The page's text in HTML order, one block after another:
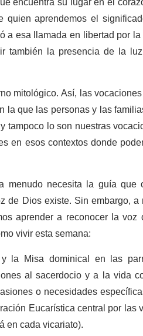
aprendemos el
esa llamada en libertad por
también la presencia de la
mitológico. Así, las
que las personas y las
lo son nuestras
en esos contextos donde
necesita la guía que
Dios existe. Sin embargo,
aprender a reconocer la
vivir esta semana:
la Misa dominical en las
al sacerdocio y a la vida
o necesidades
Eucarística central por las
en cada vicariato).